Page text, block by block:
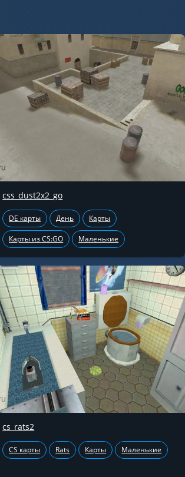
css_dust2x2_go
DE карты День Карты
Карты из CS:GO Маленькие
cs_rats2
CS карты Rats Карты Маленькие